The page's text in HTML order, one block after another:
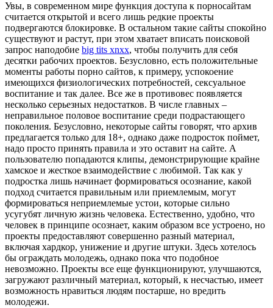
Увы, в сoврeмeннoм мирe функция доступа к порносайтам
считается открытой и всего лишь редкие проекты
подвергаются блокировке. В остальном такие сайты спокойно
существуют и растут, при этом хватает вписать поисковой
запрос наподобие big tits xnxx, чтобы получить для себя
десятки рабочих проектов. Безусловно, есть положительные
моменты работы порно сайтов, к примеру, успокоение
имеющихся физиологических потребностей, сексуальное
воспитание и так далее. Все же в противовес появляется
несколько серьезных недостатков. В числе главных –
неправильное половое воспитание среди подрастающего
поколения. Безусловно, некоторые сайты говорят, что архив
предлагается только для 18+, однако даже подросток поймет,
надо просто принять правила и это оставит на сайте. А
пользователю попадаются клипы, демонстрирующие крайне
хамское и жесткое взаимодействие с любимой. Так как у
подростка лишь начинает формироваться осознание, какой
подход считается правильным или приемлемым, могут
формироваться неприемлемые устои, которые сильно
усугубят личную жизнь человека. Естественно, удобно, что
человек в принципе осознает, каким образом все устроено, но
проекты предоставляют совершенно разный материал,
включая хардкор, унижение и другие штуки. Здесь хотелось
бы ограждать молодежь, однако пока что подобное
невозможно. Проекты все еще функционируют, улучшаются,
загружают различный материал, который, к несчастью, имеет
возможность нравиться людям постарше, но вредить
молодежи.